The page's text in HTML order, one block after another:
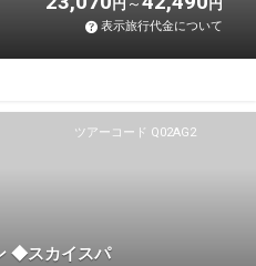
円 円
表示旅行代金について
ツアーコード Q02AG2
◆スカイスパ